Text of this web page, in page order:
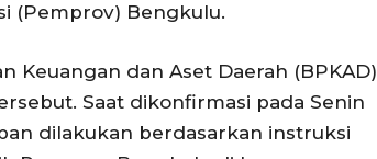
(Pemprov) Bengkulu.
Keuangan dan Aset Daerah (BPKAD)
Saat dikonfirmasi pada Senin
dilakukan berdasarkan instruksi